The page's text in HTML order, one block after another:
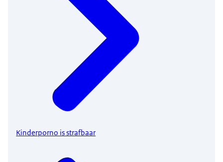
Kinderporno is strafbaar